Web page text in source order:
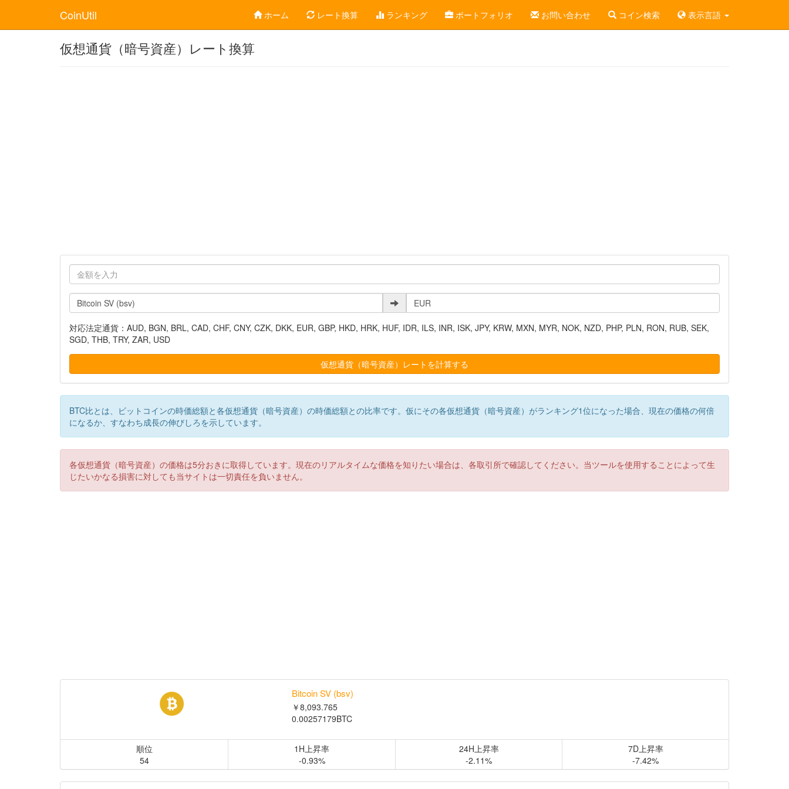
CoinUtil ホーム レート換算 ランキング ポートフォリオ お問い合わせ コイン検索 表示言語
仮想通貨（暗号資産）レート換算
対応法定通貨：AUD, BGN, BRL, CAD, CHF, CNY, CZK, DKK, EUR, GBP, HKD, HRK, HUF, IDR, ILS, INR, ISK, JPY, KRW, MXN, MYR, NOK, NZD, PHP, PLN, RON, RUB, SEK,
SGD, THB, TRY, ZAR, USD
BTC比とは、ビットコインの時価総額と各仮想通貨（暗号資産）の時価総額との比率です。仮にその各仮想通貨（暗号資産）がランキング1位になった場合、現在の価格の何倍
になるか、すなわち成長の伸びしろを示しています。
各仮想通貨（暗号資産）の価格は5分おきに取得しています。現在のリアルタイムな価格を知りたい場合は、各取引所で確認してください。当ツールを使用することによって生
じたいかなる損害に対しても当サイトは一切責任を負いません。
Bitcoin SV (bsv)
￥8,093.765
0.00257179BTC
順位
54
1H上昇率
-0.93%
24H上昇率
-2.11%
7D上昇率
-7.42%